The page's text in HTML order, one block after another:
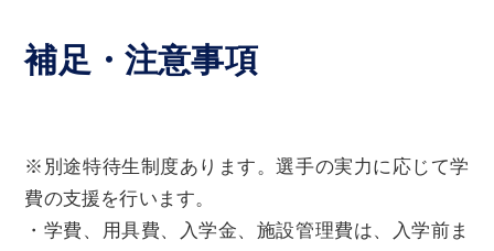
補足・注意事項
※別途特待生制度あります。選手の実力に応じて学
費の支援を行います。
・学費、用具費、入学金、施設管理費は、入学前ま